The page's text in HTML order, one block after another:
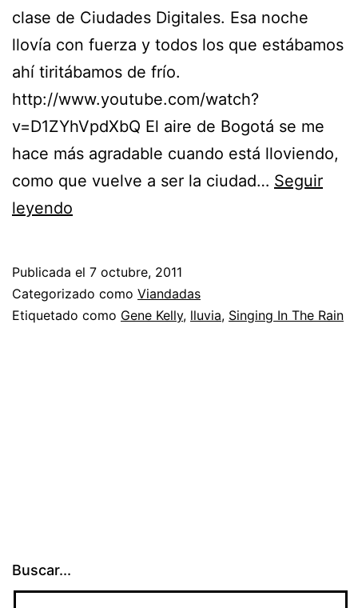
clase de Ciudades Digitales. Esa noche
llovía con fuerza y todos los que estábamos
ahí tiritábamos de frío.
http://www.youtube.com/watch?
v=D1ZYhVpdXbQ El aire de Bogotá se me
hace más agradable cuando está lloviendo,
como que vuelve a ser la ciudad… Seguir
leyendo
(y
noches)
Publicada el 7 octubre, 2011
Categorizado como Viandadas
Etiquetado como Gene Kelly, lluvia, Singing In The Rain
Buscar...